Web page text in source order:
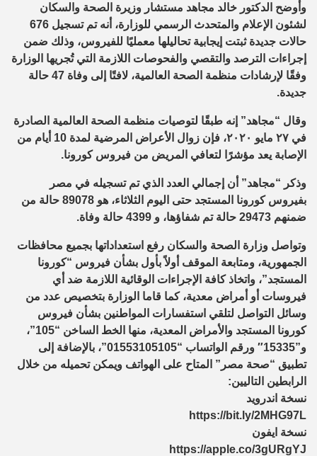
وأوضح الدكتور خالد مجاهد مستشار وزيرة الصحة والسكان
لشئون الإعلام والمتحدث الرسمي للوزارة، أنه تم تسجيل 676
حالات جديدة ثبتت إيجابية تحاليلها معمليًا للفيروس، وذلك ضمن
إجراءات الترصد والتقصي والفحوصات اللازمة التي تُجريها الوزارة
وفقًا لإرشادات منظمة الصحة العالمية، لافتًا إلى وفاة 47 حالة
جديدة.
وقال “مجاهد” إنه طبقًا لتوصيات منظمة الصحة العالمية الصادرة
في ٢٧ مايو ٢٠٢٠، فإن زوال الأعراض المرضية لمدة 10 أيام من
الإصابة يعد مؤشرًا لتعافي المريض من فيروس كورونا.
وذكر “مجاهد” أن إجمالي العدد الذي تم تسجيله في مصر
بفيروس كورونا المستجد حتى اليوم الثلاثاء، هو 89078 حالة من
ضمنهم 29473 حالة تم شفاؤها، و 4399 حالة وفاة.
وتواصل وزارة الصحة والسكان رفع استعداداتها بجميع محافظات
الجمهورية، ومتابعة الموقف أولاً بأول بشأن فيروس “كورونا
المستجد”، واتخاذ كافة الإجراءات الوقائية اللازمة ضد أي
فيروسات أو أمراض معدية، كما قاما الوزارة بتخصيص عدد من
وسائل التواصل لتلقي استفسارات المواطنين بشأن فيروس
كورونا المستجد والأمراض المعدية، منها الخط الساخن “105”،
و”15335″ ورقم الواتساب “01553105105”، بالإضافة إلى
تطبيق “صحة مصر” المتاح على الهواتف ويمكن تحميله من خلال
الرابطين التاليين:
نسخة اندرويد
https://bit.ly/2MHG97L
نسخة ايفون
https://apple.co/3gURgYJ